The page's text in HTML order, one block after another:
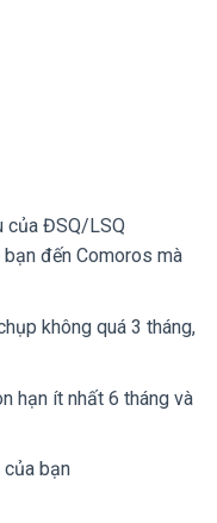
của ĐSQ/LSQ
đến Comoros mà
không quá 3 tháng,
hạn ít nhất 6 tháng và
của bạn